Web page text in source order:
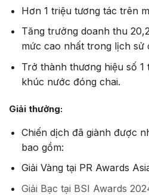
Hơn 1 triệu tương tác trên
Tăng trưởng doanh thu
mức cao nhất trong lịch sử
Trở thành thương hiệu số 1
khúc nước đóng chai.
Giải thưởng:
Chiến dịch đã giành được
bao gồm:
Giải Vàng tại PR Awards
Giải Bạc tại BSI Awards